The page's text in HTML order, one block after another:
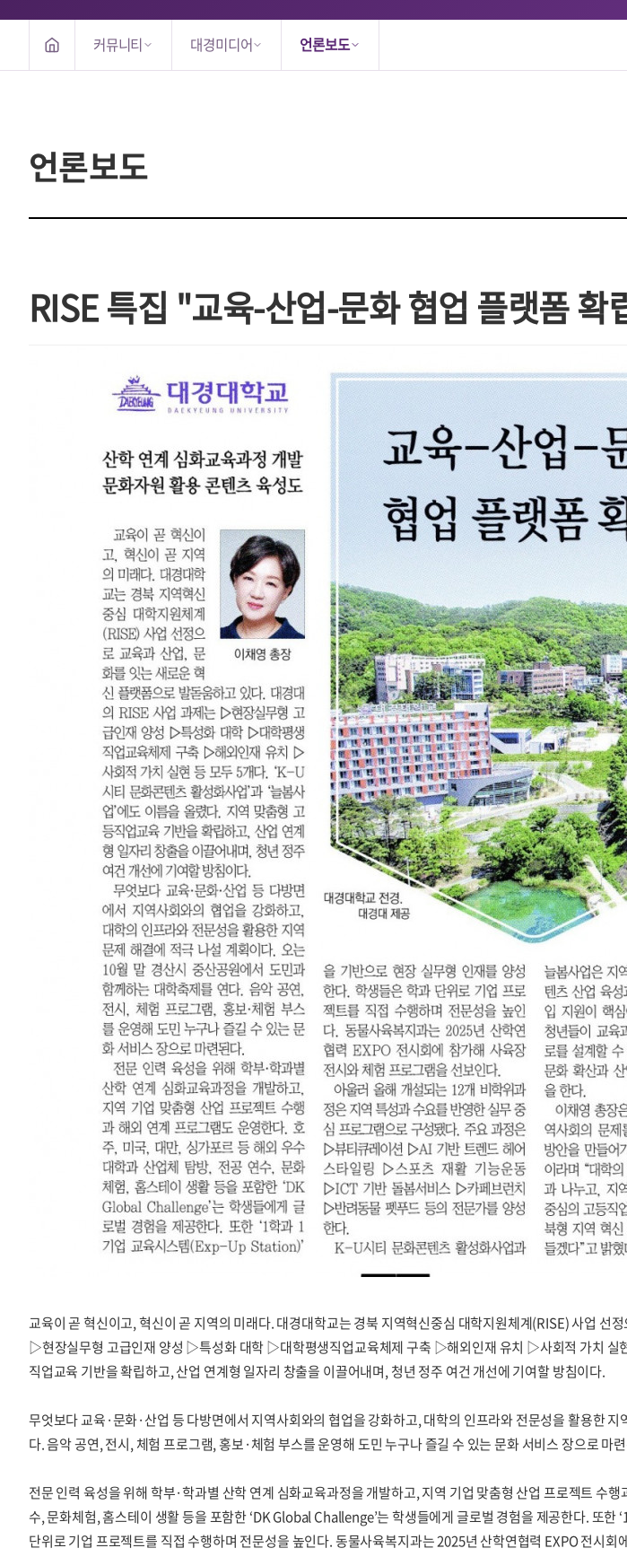
커뮤니티 대경미디어 언론보도
언론보도
RISE 특집 "교육-산업-문화 협업 플랫폼
교육이 곧 혁신이고, 혁신이 곧 지역의 미래다. 대경대학교는 경북 지역혁신중심 대학지원체계(RISE) 사업 선
▷현장실무형 고급인재 양성 ▷특성화 대학 ▷대학평생직업교육체제 구축 ▷해외인재 유치 ▷사회적 가치 실현
직업교육 기반을 확립하고, 산업 연계형 일자리 창출을 이끌어내며, 청년 정주 여건 개선에 기여할 방침이다.
무엇보다 교육·문화·산업 등 다방면에서 지역사회와의 협업을 강화하고, 대학의 인프라와 전문성을 활용한
다. 음악 공연, 전시, 체험 프로그램, 홍보·체험 부스를 운영해 도민 누구나 즐길 수 있는 문화 서비스 장으로 마
전문 인력 육성을 위해 학부·학과별 산학 연계 심화교육과정을 개발하고, 지역 기업 맞춤형 산업 프로젝트 수
수, 문화체험, 홈스테이 생활 등을 포함한 ‘DK Global Challenge’는 학생들에게 글로벌 경험을 제공한다. 또
단위로 기업 프로젝트를 직접 수행하며 전문성을 높인다. 동물사육복지과는 2025년 산학연협력 EXPO 전시